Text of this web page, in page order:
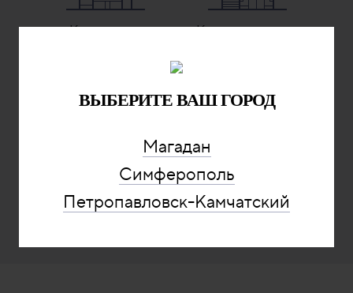
ВЫБЕРИТЕ ВАШ ГОРОД
Магадан
Симферополь
Петропавловск-Камчатский
Квартиры и
Коттеджи и дачи
4 объекта
коммерческая
0 объектов